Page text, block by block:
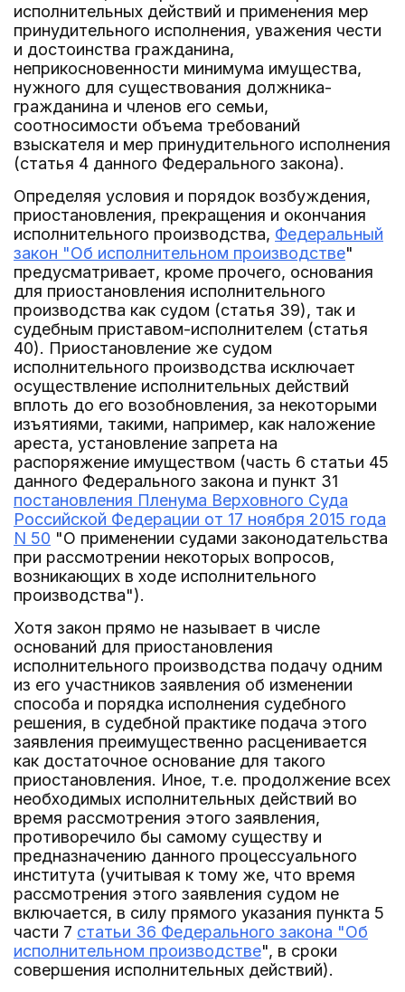
исполнительных действий и применения мер
принудительного исполнения, уважения чести
и достоинства гражданина,
неприкосновенности минимума имущества,
нужного для существования должника-
гражданина и членов его семьи,
соотносимости объема требований
взыскателя и мер принудительного исполнения
(статья 4 данного Федерального закона).
Определяя условия и порядок возбуждения,
приостановления, прекращения и окончания
исполнительного производства, Федеральный
закон "Об исполнительном производстве"
предусматривает, кроме прочего, основания
для приостановления исполнительного
производства как судом (статья 39), так и
судебным приставом-исполнителем (статья
40). Приостановление же судом
исполнительного производства исключает
осуществление исполнительных действий
вплоть до его возобновления, за некоторыми
изъятиями, такими, например, как наложение
ареста, установление запрета на
распоряжение имуществом (часть 6 статьи 45
данного Федерального закона и пункт 31
постановления Пленума Верховного Суда
Российской Федерации от 17 ноября 2015 года
N 50 "О применении судами законодательства
при рассмотрении некоторых вопросов,
возникающих в ходе исполнительного
производства").
Хотя закон прямо не называет в числе
оснований для приостановления
исполнительного производства подачу одним
из его участников заявления об изменении
способа и порядка исполнения судебного
решения, в судебной практике подача этого
заявления преимущественно расценивается
как достаточное основание для такого
приостановления. Иное, т.е. продолжение всех
необходимых исполнительных действий во
время рассмотрения этого заявления,
противоречило бы самому существу и
предназначению данного процессуального
института (учитывая к тому же, что время
рассмотрения этого заявления судом не
включается, в силу прямого указания пункта 5
части 7 статьи 36 Федерального закона "Об
исполнительном производстве", в сроки
совершения исполнительных действий).